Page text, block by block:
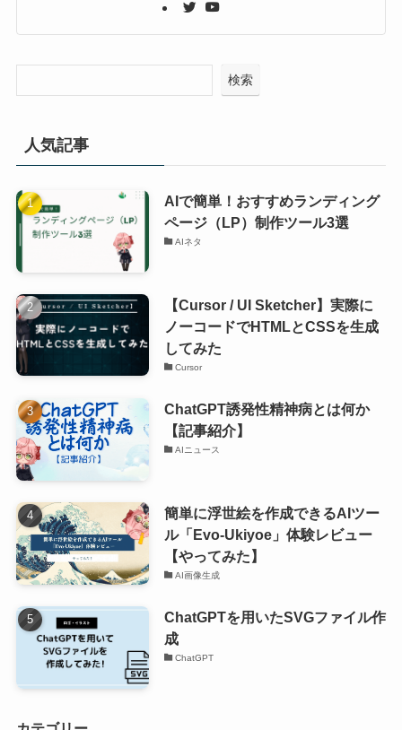
検索
人気記事
AIで簡単！おすすめランディング
ページ（LP）制作ツール3選
AIネタ
【Cursor / UI Sketcher】実際に
ノーコードでHTMLとCSSを生成
してみた
Cursor
ChatGPT誘発性精神病とは何か
【記事紹介】
AIニュース
簡単に浮世絵を作成できるAIツー
ル「Evo-Ukiyoe」体験レビュー
【やってみた】
AI画像生成
ChatGPTを用いたSVGファイル作
成
ChatGPT